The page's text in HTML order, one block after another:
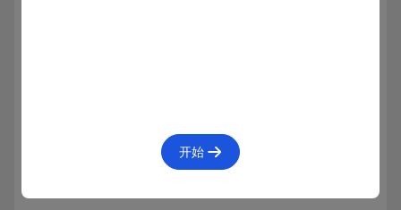
11条笔记
开始